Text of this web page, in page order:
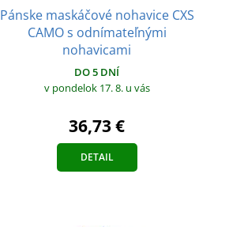
Pánske maskáčové nohavice CXS
CAMO s odnímateľnými
nohavicami
DO 5 DNÍ
v pondelok 17. 8. u vás
36,73 €
DETAIL